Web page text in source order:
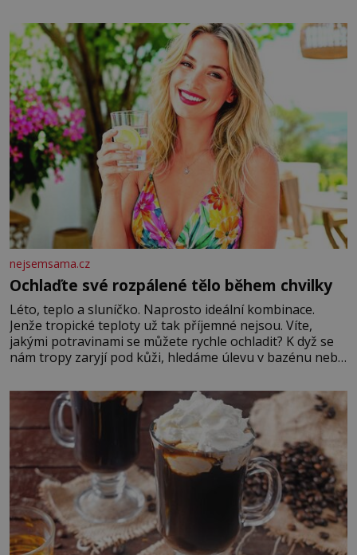
nejsemsama.cz
Ochlaďte své rozpálené tělo během chvilky
Léto, teplo a sluníčko. Naprosto ideální kombinace.
Jenže tropické teploty už tak příjemné nejsou. Víte,
jakými potravinami se můžete rychle ochladit? K dyž se
nám tropy zaryjí pod kůži, hledáme úlevu v bazénu nebo
blízkosti. Nemusíte však zoufat. Pokud budete mít
promyšlený jídelníček, žadné pařáky si na vás